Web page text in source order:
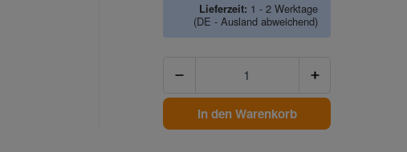
Lieferzeit: 1 - 2 Werktage
(DE - Ausland abweichend)
In den Warenkorb